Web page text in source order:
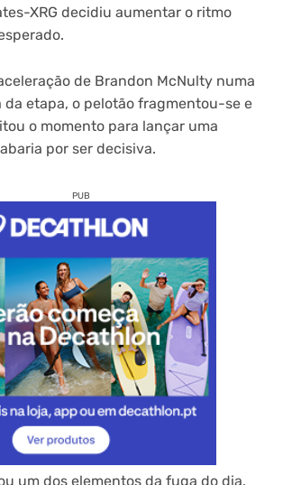
XRG decidiu aumentar o ritmo
de Brandon McNulty numa
da etapa, o pelotão fragmentou-se e
o momento para lançar uma
por ser decisiva.
PUB
um dos elementos da fuga do dia.